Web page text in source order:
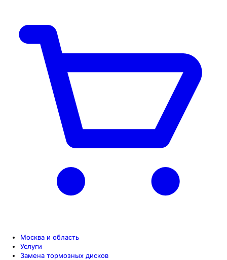
Москва и область
Услуги
Замена тормозных дисков